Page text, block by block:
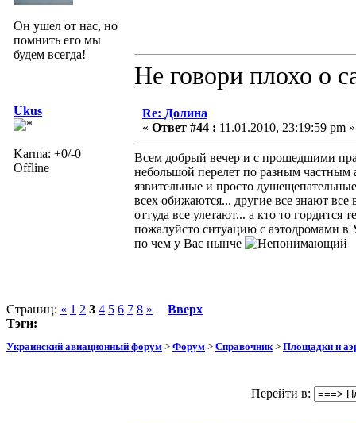
Он ушел от нас, но
помнить его мы
будем всегда!
Не говори плохо о
Ukus
Karma: +0/-0
Offline
Re: Долина
« Ответ #44 : 11.01.2010, 23:19:59 pm »
Всем добрый вечер и с прошедшими
небольшой перелет по разным
язвительные и просто
всех обижаются... другие все знают
оттуда все улетают... а кто то
пожалуйсто ситуацию с аэтодромами в
по чем у Вас нынче
Страниц: « 1 2 3 4 5 6 7 8 » | Вверх
Тэги:
Украинский авиационный форум > Форум > Справочник> Площадки и
Перейти в: